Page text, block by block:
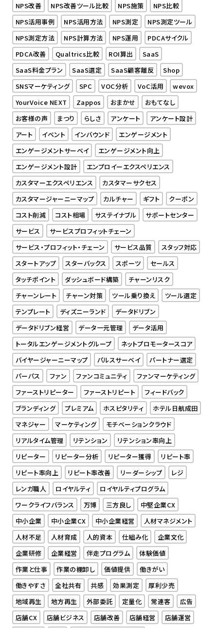
NPS改善
NPS改善ツール比較 NPS施策
NPS比較
NPS活用事例
NPS活用方法 NPS測定
NPS測定ツール
NPS測定方法
NPS計算方法 NPS運用
PDCAサイクル
PDCA改善
Qualtrics比較 ROI算出
SaaS
SaaS料金プラン
SaaS選定 SaaS顧客離反
Shop
SNSマーケティング
SPC VOC分析 VoC活用
wevox
YourVoice NEXT
Zappos おまかせ
おもてなし
お客様の声
まつり らしさ アンケート
アンケート設計
アート
イベント インバウンド
エンゲージメント
エンゲージメントサーベイ
エンゲージメント向上
エンゲージメント設計
エンプロイーエクスペリエンス
カスタマーエクスペリエンス
カスタマーサクセス
カスタマージャーニーマップ
カルチャー ギフト
クーポン
コスト削減
コスト相場 サステイナブル
サポートセンター
サービス
サービスプロフィットチェーン
サービス・プロフィット・チェーン
サービス品質
スタッフ対応
スタートアップ
スターバックス スポーツ
セールス
タッチポイント
ダッシュボード構築
チャーンリスク
チャーンレート
チャーン対策 ツール乗り換え
ツール選定
テンプレート
ディズニーランド
データドリブン
データドリブン経営
データ一元管理
データ活用
トータルエンゲージメントグループ
ネットプロモータースコア
バイヤージャーニーマップ
パルスサーベイ
パートナー選定
パーパス
ファン ファンコミュニティ
ファンマーケティング
ファーストリピーター
ファーストリピート
フィードバック
ブランディング
プレミアム ホスピタリティ
ホテル日航成田
マネジャー
マーケティング
モチベーションクラウド
リアルタイム管理
リテンション
リテンション率向上
リピーター
リピーター分析 リピーター獲得
リピート率
リピート率向上
リピート率改善 リーダーシップ
レジ
レンガ職人
ロイヤルティ
ロイヤルティプログラム
ワークライフバランス
万博 三方良し
中堅企業CX
中小企業
中小企業CX 中小企業経営
人材マネジメント
人材不足
人材育成 人的資本 仕組み化
企業文化
企業研修
企業経営 伴走プログラム
体験価値
作業と仕事
作業の棚卸し 価値提供
働きがい
働きやすさ
全社共有 共感 効果測定
厚利少売
地域再生
地方再生 外部委託 定量化 常連客
広告
店舗CX
店舗ビジネス 店舗改善 店舗経営
店舗運営